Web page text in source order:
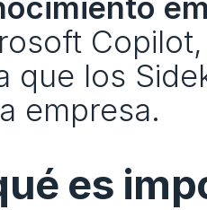
que los
empresa.
es